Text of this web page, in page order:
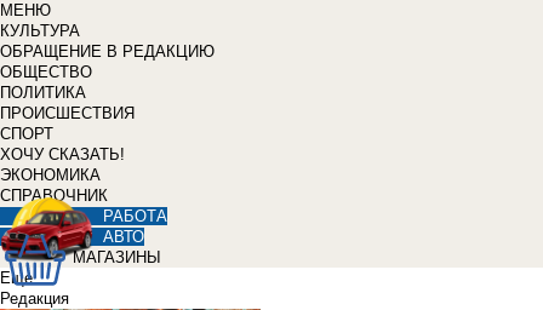
МЕНЮ
КУЛЬТУРА
ОБРАЩЕНИЕ В РЕДАКЦИЮ
ОБЩЕСТВО
ПОЛИТИКА
ПРОИСШЕСТВИЯ
СПОРТ
ХОЧУ СКАЗАТЬ!
ЭКОНОМИКА
СПРАВОЧНИК
РАБОТА
АВТО
МАГАЗИНЫ
Еще
Редакция